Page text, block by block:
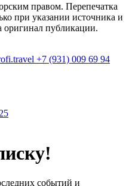
правом. Перепечатка
при указании источника и
оригинал публикации.
+7 (931) 009 69 94
событий и